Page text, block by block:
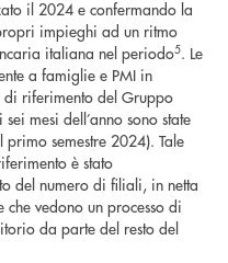
il 2024 e confermando la
impieghi ad un ritmo
italiana nel periodo5. Le
a famiglie e PMI in
di riferimento del Gruppo
mesi dell’anno sono state
semestre 2024). Tale
è stato
del numero di filiali, in netta
vedono un processo di
da parte del resto del